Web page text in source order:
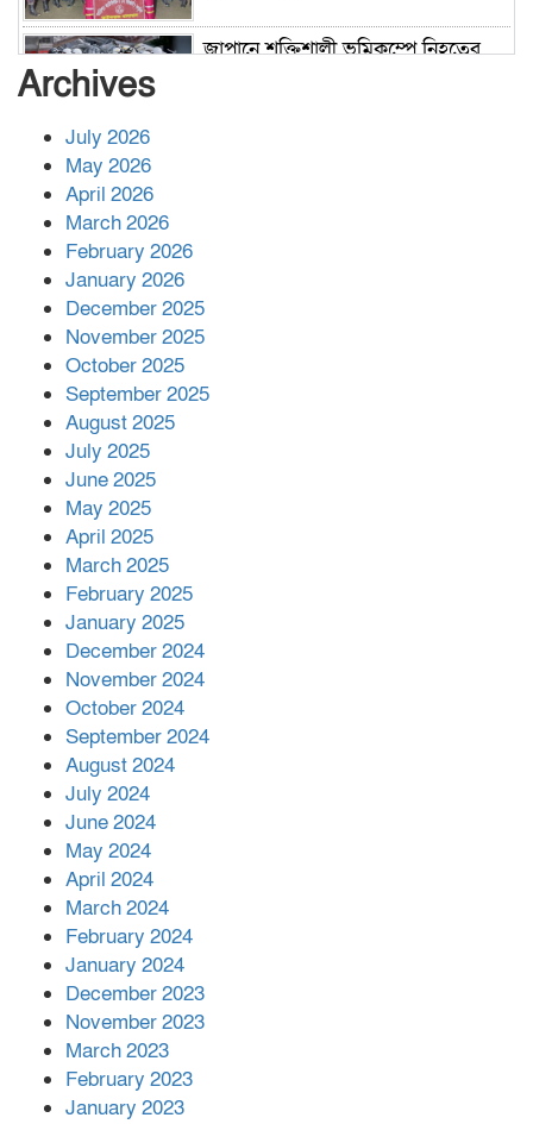
জাপানে শক্তিশালী ভূমিকম্পে নিহতের
পর ফোন তারেক রহমানের,গ্যাস সঙ্কট
সহায়তা দিলেন সাচিং প্রু জেরী
Archives
July 2026
May 2026
April 2026
March 2026
February 2026
January 2026
December 2025
November 2025
October 2025
September 2025
August 2025
July 2025
June 2025
May 2025
April 2025
March 2025
February 2025
January 2025
December 2024
November 2024
October 2024
September 2024
August 2024
July 2024
June 2024
May 2024
April 2024
March 2024
February 2024
January 2024
December 2023
November 2023
March 2023
February 2023
January 2023